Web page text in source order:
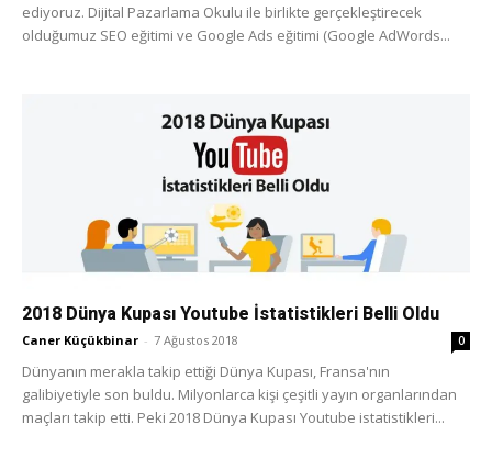
ediyoruz. Dijital Pazarlama Okulu ile birlikte gerçekleştirecek
olduğumuz SEO eğitimi ve Google Ads eğitimi (Google AdWords...
2018 Dünya Kupası Youtube İstatistikleri Belli Oldu
Caner Küçükbinar - 7 Ağustos 2018 0
Dünyanın merakla takip ettiği Dünya Kupası, Fransa'nın
galibiyetiyle son buldu. Milyonlarca kişi çeşitli yayın organlarından
maçları takip etti. Peki 2018 Dünya Kupası Youtube istatistikleri...